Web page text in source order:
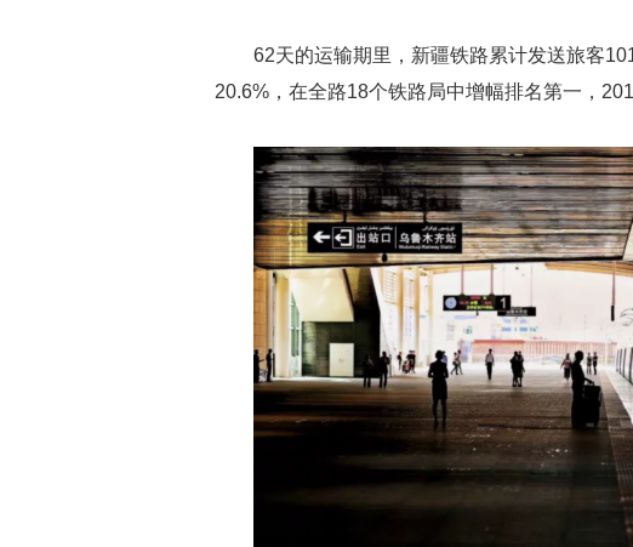
62天的运输期里，新疆铁路累计发送旅客
20.6%，在全路18个铁路局中增幅排名第一，